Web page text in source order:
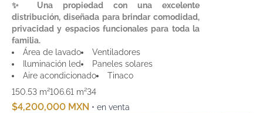
✨ Una propiedad con una excelente
distribución, diseñada para brindar comodidad,
privacidad y espacios funcionales para toda la
familia.
Área de lavado
Ventiladores
Iluminación led
Paneles solares
Aire acondicionado
Tinaco
150.53 m²106.61 m²34
$4,200,000 MXN • en venta